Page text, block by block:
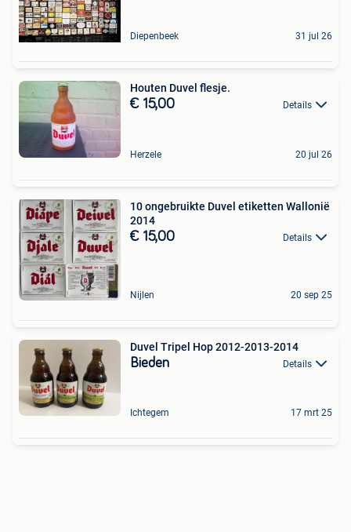
Diepenbeek 31 jul 26
Houten Duvel flesje.
€ 15,00 Details
Herzele 20 jul 26
10 ongebruikte Duvel etiketten Wallonië
2014
€ 15,00 Details
Nijlen 20 sep 25
Duvel Tripel Hop 2012-2013-2014
Bieden Details
Ichtegem 17 mrt 25